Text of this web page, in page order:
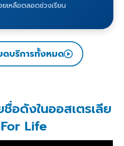
ยเหลือตลอดช่วงเรียน
ดบริการทั้งหมด
อดังในออสเตรเลีย
Life